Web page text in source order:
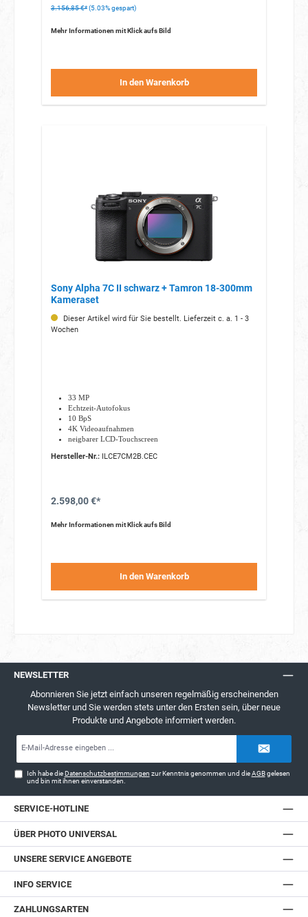
Tasche.
3.156,85 €* (5.03% gespart)
Mehr Informationen mit Klick aufs Bild
In den Warenkorb
Sony Alpha 7C II schwarz + Tamron 18-300mm
Kameraset
Dieser Artikel wird für Sie bestellt. Lieferzeit c. a. 1 - 3
Wochen
33 MP
Echtzeit-Autofokus
10 BpS
4K Videoaufnahmen
neigbarer LCD-Touchscreen
Hersteller-Nr.:ILCE7CM2B.CEC
2.598,00 €*
Mehr Informationen mit Klick aufs Bild
In den Warenkorb
NEWSLETTER
Abonnieren Sie jetzt einfach unseren regelmäßig erscheinenden
Newsletter und Sie werden stets unter den Ersten sein, über neue
Produkte und Angebote informiert werden.
Ich habe dieDatenschutzbestimmungen zur Kenntnis genommen und dieAGBgelesen
und bin mit ihnen einverstanden.
SERVICE-HOTLINE
ÜBER PHOTO UNIVERSAL
UNSERE SERVICE ANGEBOTE
INFO SERVICE
ZAHLUNGSARTEN